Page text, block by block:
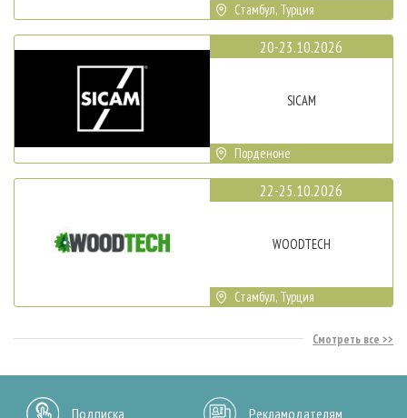
Стамбул, Турция
20-23.10.2026
SICAM
Порденоне
22-25.10.2026
WOODTECH
Стамбул, Турция
Смотреть все
Подписка Рекламодателям